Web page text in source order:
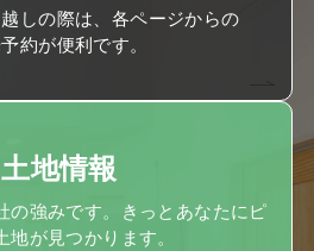
しの際は、各ページからの
約が便利です。
土地情報
の強みです。きっとあなたにピ
地が見つかります。